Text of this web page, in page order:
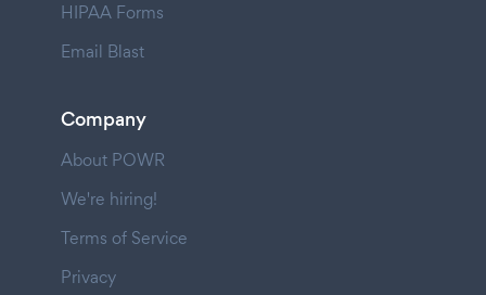
HIPAA Forms
Email Blast
Company
About POWR
We're hiring!
Terms of Service
Privacy